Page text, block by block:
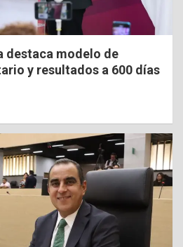
destaca modelo de
y resultados a 600 días